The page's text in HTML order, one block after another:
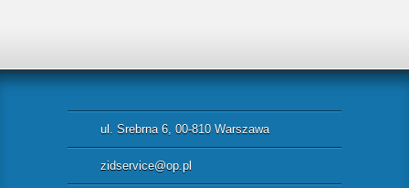
ul. Srebrna 6, 00-810 Warszawa
zidservice@op.pl